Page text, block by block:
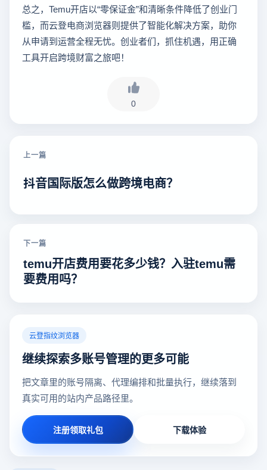
总之，Temu开店以“零保证金”和清晰条件降低了创业门
槛，而云登电商浏览器则提供了智能化解决方案，助你
从申请到运营全程无忧。创业者们，抓住机遇，用正确
工具开启跨境财富之旅吧！
0
上一篇
抖音国际版怎么做跨境电商？
下一篇
temu开店费用要花多少钱？入驻temu需
要费用吗？
云登指纹浏览器
继续探索多账号管理的更多可能
把文章里的账号隔离、代理编排和批量执行，继续落到
真实可用的站内产品路径里。
注册领取礼包 下载体验